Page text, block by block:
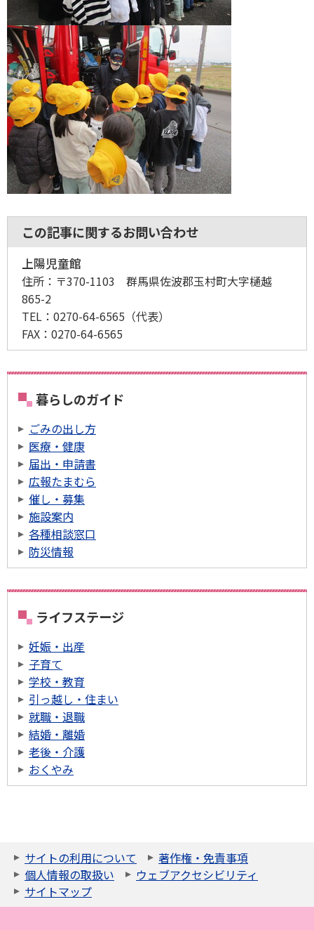
この記事に関するお問い合わせ
上陽児童館
住所： 〒370-1103 群馬県佐波郡玉村町大字樋越
865-2
TEL： 0270-64-6565 （代表）
FAX： 0270-64-6565
暮らしのガイド
ごみの出し方
医療・健康
届出・申請書
広報たまむら
催し・募集
施設案内
各種相談窓口
防災情報
ライフステージ
妊娠・出産
子育て
学校・教育
引っ越し・住まい
就職・退職
結婚・離婚
老後・介護
おくやみ
サイトの利用について
著作権・免責事項
個人情報の取扱い
ウェブアクセシビリティ
サイトマップ